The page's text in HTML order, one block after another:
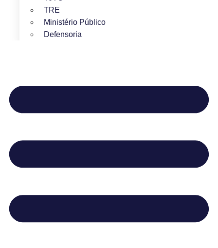
TRE
Ministério Público
Defensoria